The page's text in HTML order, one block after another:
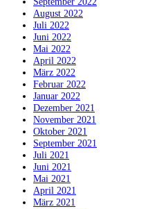
August 2022
Juli 2022
Juni 2022
Mai 2022
April 2022
März 2022
Februar 2022
Januar 2022
Dezember 2021
November 2021
Oktober 2021
September 2021
Juli 2021
Juni 2021
Mai 2021
April 2021
März 2021